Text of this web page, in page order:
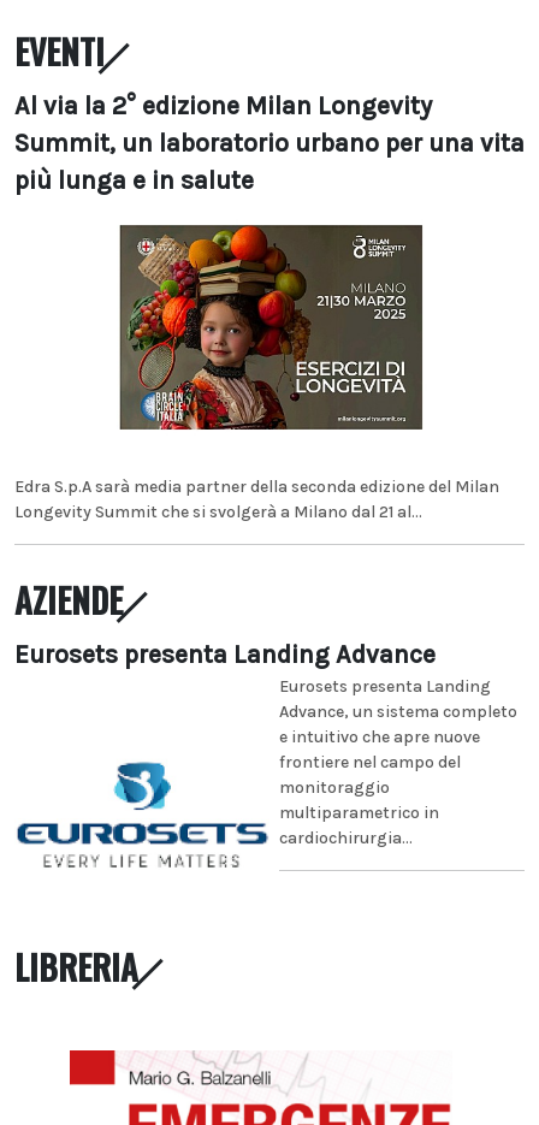
EVENTI
Al via la 2° edizione Milan Longevity
Summit, un laboratorio urbano per una vita
più lunga e in salute
Edra S.p.A sarà media partner della seconda edizione del Milan
Longevity Summit che si svolgerà a Milano dal 21 al...
AZIENDE
Eurosets presenta Landing Advance
Eurosets presenta Landing
Advance, un sistema completo
e intuitivo che apre nuove
frontiere nel campo del
monitoraggio
multiparametrico in
cardiochirurgia...
LIBRERIA